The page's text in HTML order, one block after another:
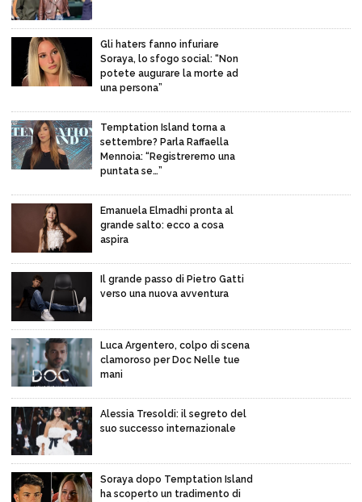
Gli haters fanno infuriare
Soraya, lo sfogo social: “Non
potete augurare la morte ad
una persona”
Temptation Island torna a
settembre? Parla Raffaella
Mennoia: “Registreremo una
puntata se…”
Emanuela Elmadhi pronta al
grande salto: ecco a cosa
aspira
Il grande passo di Pietro Gatti
verso una nuova avventura
Luca Argentero, colpo di scena
clamoroso per Doc Nelle tue
mani
Alessia Tresoldi: il segreto del
suo successo internazionale
Soraya dopo Temptation Island
ha scoperto un tradimento di